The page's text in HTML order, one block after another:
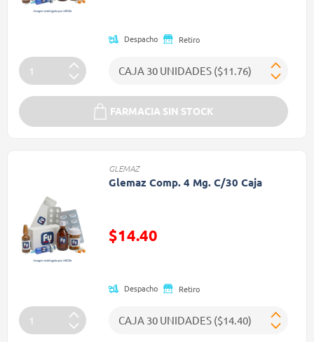
Despacho Retiro
FARMACIA SIN STOCK
GLEMAZ
Glemaz Comp. 4 Mg. C/30 Caja
$14.40
Despacho Retiro